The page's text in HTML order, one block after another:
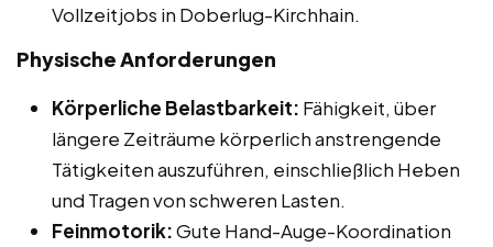
Vollzeitjobs in Doberlug-Kirchhain.
Physische Anforderungen
Körperliche Belastbarkeit: Fähigkeit, über
längere Zeiträume körperlich anstrengende
Tätigkeiten auszuführen, einschließlich Heben
und Tragen von schweren Lasten.
Feinmotorik:Gute Hand-Auge-Koordination